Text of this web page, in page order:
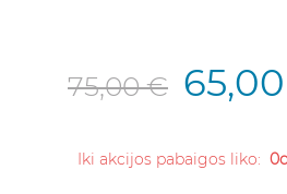
75,00 €
Iki akcijos pabaigos liko: